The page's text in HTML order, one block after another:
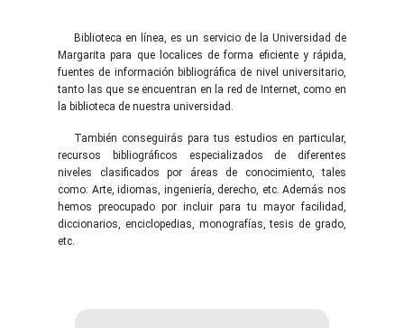
Biblioteca en línea, es un servicio de la Universidad de
Margarita para que localices de forma eficiente y rápida,
fuentes de información bibliográfica de nivel universitario,
tanto las que se encuentran en la red de Internet, como en
la biblioteca de nuestra universidad.
También conseguirás para tus estudios en particular,
recursos bibliográficos especializados de diferentes
niveles clasificados por áreas de conocimiento, tales
como: Arte, idiomas, ingeniería, derecho, etc. Además nos
hemos preocupado por incluir para tu mayor facilidad,
diccionarios, enciclopedias, monografías, tesis de grado,
etc.